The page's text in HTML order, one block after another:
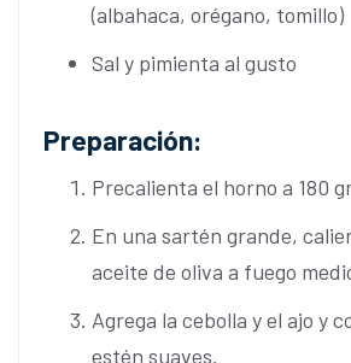
(albahaca, orégano, tomillo)
Sal y pimienta al gusto
Preparación:
Precalienta el horno a 180
En una sartén grande,
aceite de oliva a fuego
Agrega la cebolla y el ajo y
estén suaves.